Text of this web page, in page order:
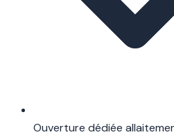
Ouverture dédiée